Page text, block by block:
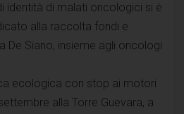
identità di malati oncologici si è
alla raccolta fondi e
De Siano, insieme agli oncologi
ecologica con stop ai motori
alla Torre Guevara, a